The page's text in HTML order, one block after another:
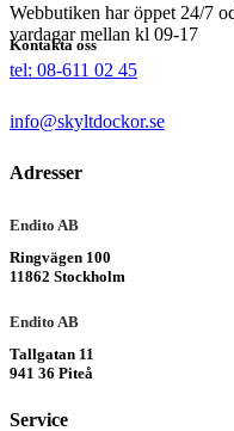
Webbutiken har öppet 24/7
vardagar mellan kl 09-17
Kontakta oss
tel: 08-611 02 45
info@skyltdockor.se
Adresser
Endito AB
Ringvägen 100
11862 Stockholm
Endito AB
Tallgatan 11
941 36 Piteå
Service